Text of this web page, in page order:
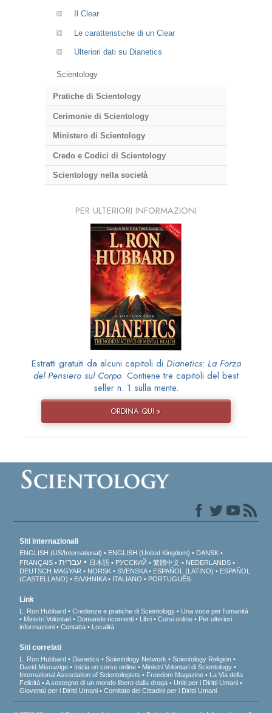
Il Clear
Le caratteristiche di un Clear
Ulteriori dati su Dianetics
Scientology
Pratiche di Scientology
Cerimonie di Scientology
Ministero di Scientology
Credo e Codici di Scientology
Scientology nella società
PER ULTERIORI INFORMAZIONI
Estratti gratuiti da alcuni capitoli di Dianetics: La Forza
del Pensiero sul Corpo. Contiene tre capitoli del best
seller n. 1 sulla mente.
ORDINA QUI »
Siti internazionali
ENGLISH (US/International) ENGLISH (United Kingdom)
DANSK
FRANÇAIS
עברית 日本語 РУССКИЙ 繁體中文
NEDERLANDS
DEUTSCH MAGYAR NORSK SVENSKA ESPAÑOL (LATINO)
ESPAÑOL
(CASTELLANO)
ΕΛΛΗΝΙΚA ITALIANO PORTUGUÊS
Link
L. Ron Hubbard Credenze e pratiche di Scientology
Una voce per l’umanità
Ministri Volontari
Domande ricorrenti Libri Corsi online
Per ulteriori
informazioni
Contatta Località
Siti correlati
L. Ron Hubbard Dianetics Scientology Network
Scientology Religion
David Miscavige
Inizia un corso online
Ministri Volontari di Scientology
International Association of Scientologists
Freedom Magazine
La Via della
Felicità
A sostegno di un mondo libero dalla droga
Uniti per i Diritti Umani
Gioventù per i Diritti Umani
Comitato dei Cittadini per i Diritti Umani